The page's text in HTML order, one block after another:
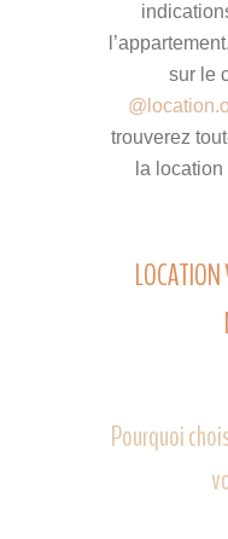
sur le
trouverez
la
Pourquoi